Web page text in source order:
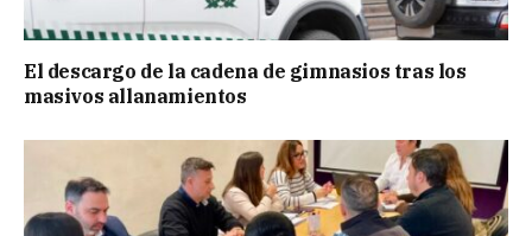
El descargo de la cadena de gimnasios tras los
masivos allanamientos